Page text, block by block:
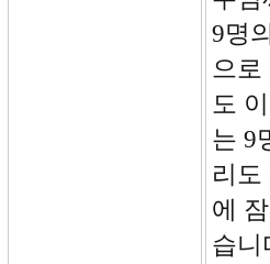
9명
으로
도
는 9
리도
에
습니